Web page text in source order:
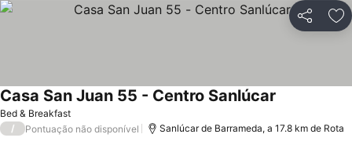
Partilhar
Bed & Breakfast
Casa San Juan 55 - Centro Sanlúcar
/ Pontuação não disponível Sanlúcar de Barrameda, a 17.8 km de Rota